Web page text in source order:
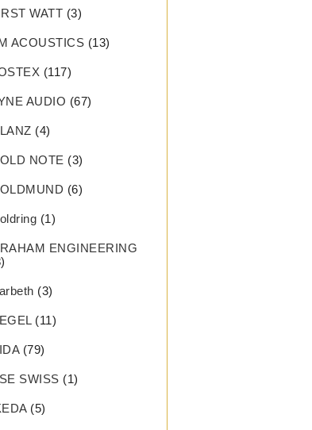
WATT (3)
ACOUSTICS (13)
(117)
AUDIO (67)
(4)
NOTE (3)
(6)
(1)
ENGINEERING
(3)
(11)
(79)
SWISS (1)
(5)